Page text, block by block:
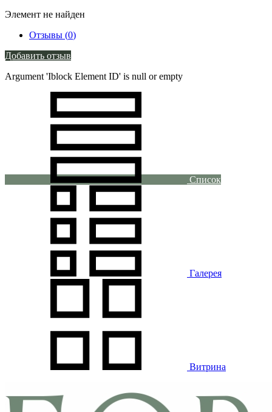
Элемент не найден
Отзывы (0)
Добавить отзыв
Argument 'Iblock Element ID' is null or empty
Список
Галерея
Витрина